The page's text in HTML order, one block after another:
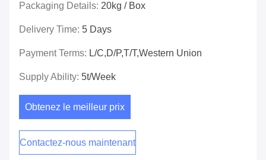
Packaging Details: 20kg / Box
Delivery Time: 5 Days
Payment Terms: L/C,D/P,T/T,Western Union
Supply Ability: 5t/week
Obtenez le meilleur prix
Contactez-nous maintenant